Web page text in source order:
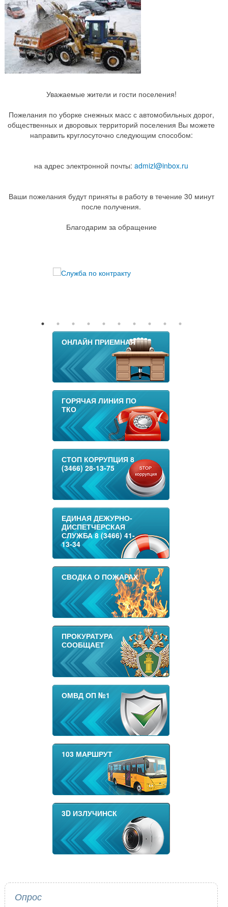
Уважаемые жители и гости поселения!
Пожелания по уборке снежных масс с автомобильных дорог,
общественных и дворовых территорий поселения Вы можете
направить круглосуточно следующим способом:
на адрес электронной почты: admizl@inbox.ru
Ваши пожелания будут приняты в работу в течение 30 минут
после получения.
Благодарим за обращение
ОНЛАЙН ПРИЕМНАЯ
ГОРЯЧАЯ ЛИНИЯ ПО
ТКО
СТОП КОРРУПЦИЯ 8
(3466) 28-13-75
ЕДИНАЯ ДЕЖУРНО-
ДИСПЕТЧЕРСКАЯ
СЛУЖБА 8 (3466) 41-
13-34
СВОДКА О ПОЖАРАХ
ПРОКУРАТУРА
СООБЩАЕТ
ОМВД ОП №1
103 МАРШРУТ
3D ИЗЛУЧИНСК
Опрос